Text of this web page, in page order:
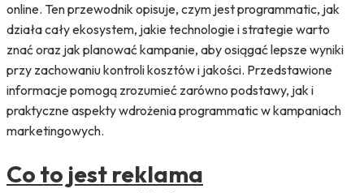
online. Ten przewodnik opisuje, czym jest programmatic, jak
działa cały ekosystem, jakie technologie i strategie warto
znać oraz jak planować kampanie, aby osiągać lepsze wyniki
przy zachowaniu kontroli kosztów i jakości. Przedstawione
informacje pomogą zrozumieć zarówno podstawy, jak i
praktyczne aspekty wdrożenia programmatic w kampaniach
marketingowych.
Co to jest reklama